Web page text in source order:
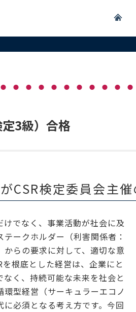
3級）合格
検定委員会主催
でなく、事業活動が社会に及
ークホルダー（利害関係者：
らの要求に対して、適切な意
根底とした経営は、企業にと
く、持続可能な未来を社会と
型経営（サーキュラーエコノ
必須となる考え方です。今回